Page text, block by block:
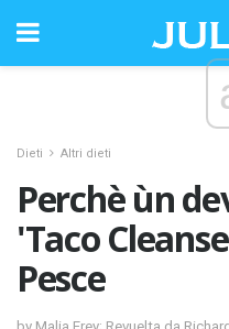
Dieti Altri dieti
Perchè ùn
'Taco
Pesce